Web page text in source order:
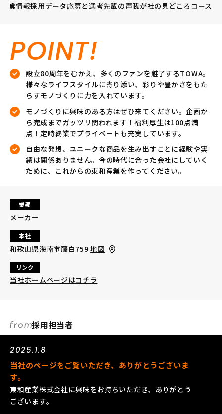
企業情報採用データ応募と選考先輩の声我が社の見どころ コース
POINT!
設立80周年をむかえ、多くのファンを魅了するTOWA。
様々なライフスタイルに寄り添い、彩りや豊かさをもた
らすモノづくりに力を入れています。
モノづくりに興味のある方はぜひ来てください。企画か
ら完成までガッツリ関われます！福利厚生は100点満
点！定時終業でプライベートも充実しています。
自由な発想、ユニークな商品を生み出すことに経験や実
績は関係ありません。今の時代に合った会社にしていく
ために、これからの東和産業を作ってください。
業種
メーカー
本社
和歌山県海南市藤白759地図
リンク
当社ホームページはコチラ
採用担当者
2025.1.8
当社のページをご覧いただき、ありがとうございま
す。
東和産業株式会社に興味をお持ちいただき、ありがとう
ございます。